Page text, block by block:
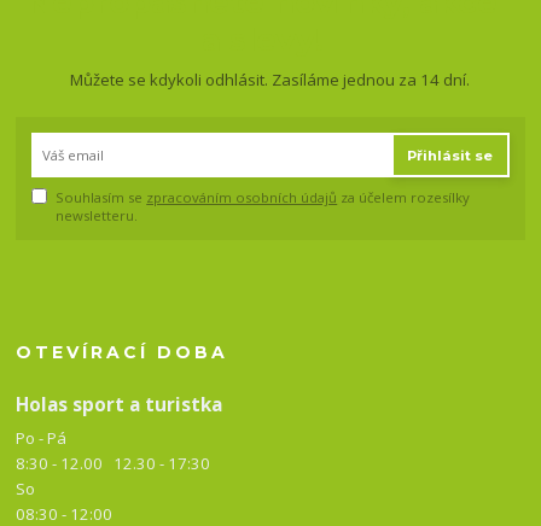
Můžete se kdykoli odhlásit. Zasíláme jednou za 14 dní.
Přihlásit se
Souhlasím se zpracováním osobních údajů za účelem rozesílky
newsletteru.
OTEVÍRACÍ DOBA
Holas sport a turistka
Po - Pá
8:30 - 12.00 12.30 - 17:30
So
08:30 - 12:00